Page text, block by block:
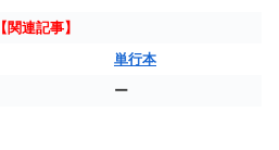
【関連記事】
単行本
ー